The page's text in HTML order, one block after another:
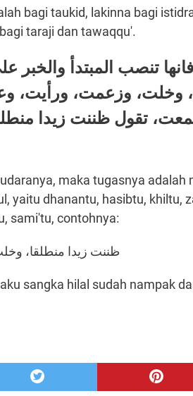
bagi taukid, lakinna bagi
taraji dan tawaqqu'.
تنصب المبتدأ والخبر
وزعمت، ورأيت،
تقول ظننت زيدا
maka tugasnya adalah
yaitu dhanantu, hasibtu, khiltu,
sami'tu, contohnya:
ظننت زيدا منطلقا،
sangka hilal sudah nampak